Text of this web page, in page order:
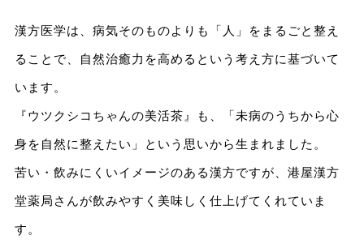
漢方医学は、病気そのものよりも「人」をまるごと整え
ることで、自然治癒力を高めるという考え方に基づいて
います。
『ウツクシコちゃんの美活茶』も、「未病のうちから心
身を自然に整えたい」という思いから生まれました。
苦い・飲みにくいイメージのある漢方ですが、港屋漢方
堂薬局さんが飲みやすく美味しく仕上げてくれていま
す。